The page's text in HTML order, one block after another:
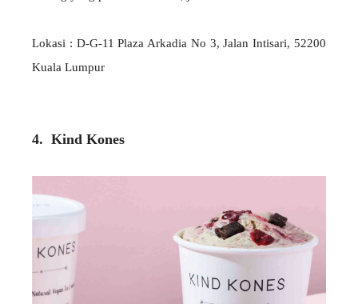
Lokasi : D-G-11 Plaza Arkadia No 3, Jalan Intisari, 52200
Kuala Lumpur
4. Kind Kones